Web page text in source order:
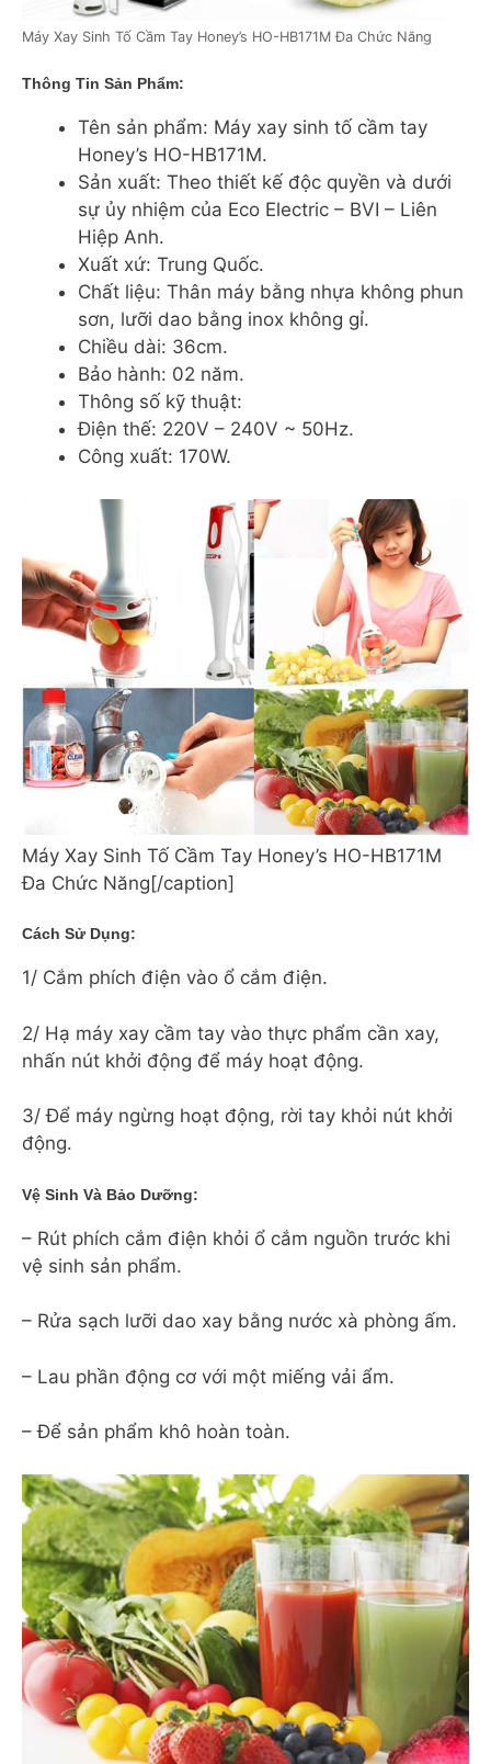
Máy Xay Sinh Tố Cầm Tay Honey’s HO-HB171M Đa Chức Năng
Thông Tin Sản Phẩm:
Tên sản phẩm: Máy xay sinh tố cầm tay
Honey’s HO-HB171M.
Sản xuất: Theo thiết kế độc quyền và dưới
sự ủy nhiệm của Eco Electric – BVI – Liên
Hiệp Anh.
Xuất xứ: Trung Quốc.
Chất liệu: Thân máy bằng nhựa không phun
sơn, lưỡi dao bằng inox không gỉ.
Chiều dài: 36cm.
Bảo hành: 02 năm.
Thông số kỹ thuật:
Điện thế: 220V – 240V ~ 50Hz.
Công xuất: 170W.
Máy Xay Sinh Tố Cầm Tay Honey’s HO-HB171M
Đa Chức Năng[/caption]
Cách Sử Dụng:
1/ Cắm phích điện vào ổ cắm điện.
2/ Hạ máy xay cầm tay vào thực phẩm cần xay,
nhấn nút khởi động để máy hoạt động.
3/ Để máy ngừng hoạt động, rời tay khỏi nút khởi
động.
Vệ Sinh Và Bảo Dưỡng:
– Rút phích cắm điện khỏi ổ cắm nguồn trước khi
vệ sinh sản phẩm.
– Rửa sạch lưỡi dao xay bằng nước xà phòng ấm.
– Lau phần động cơ với một miếng vải ẩm.
– Để sản phẩm khô hoàn toàn.